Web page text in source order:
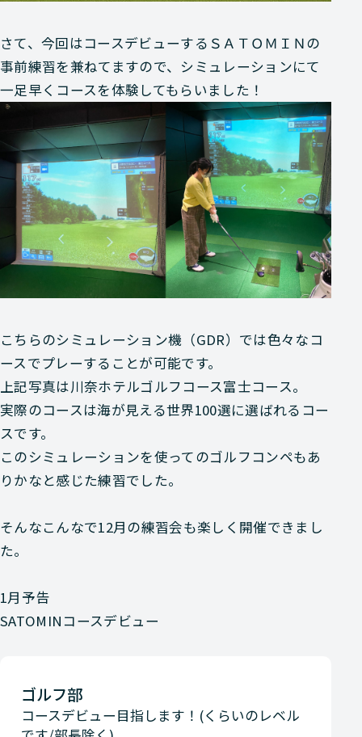
さて、今回はコースデビューするＳＡＴＯＭＩＮの
事前練習を兼ねてますので、シミュレーションにて
一足早くコースを体験してもらいました！
こちらのシミュレーション機（GDR）では色々なコ
ースでプレーすることが可能です。
上記写真は川奈ホテルゴルフコース富士コース。
実際のコースは海が見える世界100選に選ばれるコー
スです。
このシミュレーションを使ってのゴルフコンペもあ
りかなと感じた練習でした。
そんなこんなで12月の練習会も楽しく開催できまし
た。
1月予告
SATOMINコースデビュー
ゴルフ部
コースデビュー目指します！(くらいのレベル